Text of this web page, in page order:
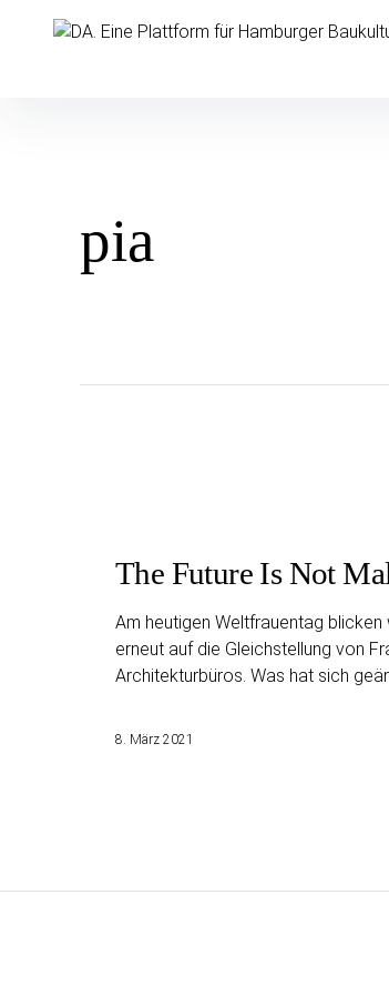
überspringenDA. Eine Plattform für
pia
The Future Is Not
Am heutigen Weltfrauentag blicken
erneut auf die Gleichstellung von
Architekturbüros. Was hat sich
8. März 2021